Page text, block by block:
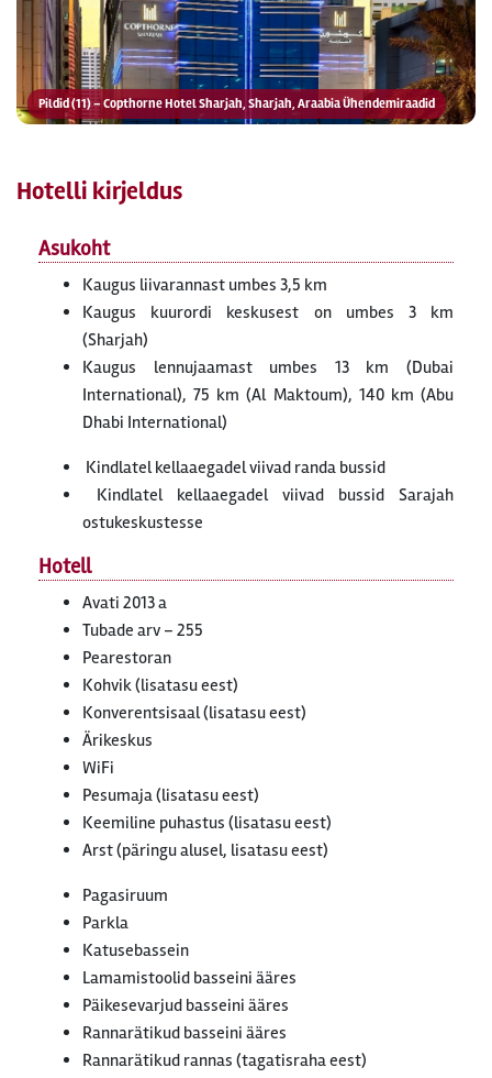
Pildid (11) – Copthorne Hotel Sharjah, Sharjah, Araabia Ühendemiraadid
Hotelli kirjeldus
Asukoht
Kaugus liivarannast umbes 3,5 km
Kaugus kuurordi keskusest on umbes 3 km
(Sharjah)
Kaugus lennujaamast umbes 13 km (Dubai
International), 75 km (Al Maktoum), 140 km (Abu
Dhabi International)
Kindlatel kellaaegadel viivad randa bussid
Kindlatel kellaaegadel viivad bussid Sarajah
ostukeskustesse
Hotell
Avati 2013 a
Tubade arv – 255
Pearestoran
Kohvik (lisatasu eest)
Konverentsisaal (lisatasu eest)
Ärikeskus
WiFi
Pesumaja (lisatasu eest)
Keemiline puhastus (lisatasu eest)
Arst (päringu alusel, lisatasu eest)
Pagasiruum
Parkla
Katusebassein
Lamamistoolid basseini ääres
Päikesevarjud basseini ääres
Rannarätikud basseini ääres
Rannarätikud rannas (tagatisraha eest)